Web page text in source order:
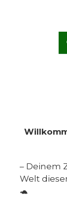
– Deinem
Welt
🐢